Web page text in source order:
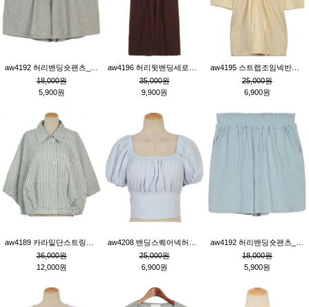
18,000원
5,900원
35,000원
9,900원
25,000원
6,900원
36,000원
12,000원
25,000원
6,900원
18,000원
5,900원